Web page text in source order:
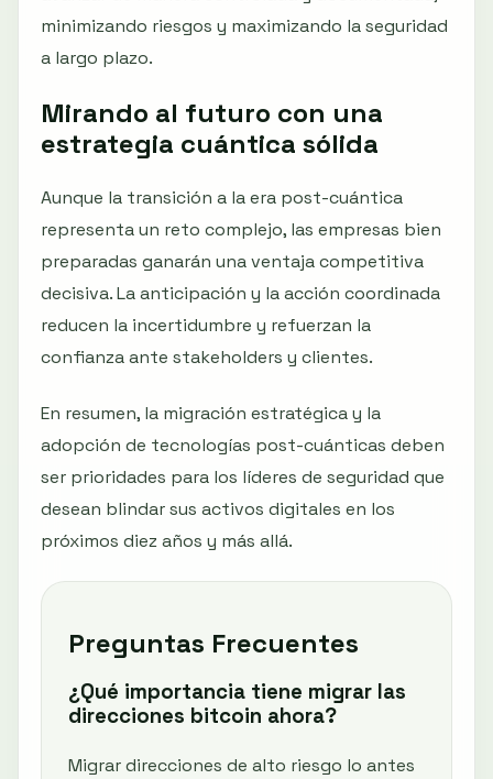
minimizando riesgos y maximizando la seguridad
a largo plazo.
Mirando al futuro con una
estrategia cuántica sólida
Aunque la transición a la era post-cuántica
representa un reto complejo, las empresas bien
preparadas ganarán una ventaja competitiva
decisiva. La anticipación y la acción coordinada
reducen la incertidumbre y refuerzan la
confianza ante stakeholders y clientes.
En resumen, la migración estratégica y la
adopción de tecnologías post-cuánticas deben
ser prioridades para los líderes de seguridad que
desean blindar sus activos digitales en los
próximos diez años y más allá.
Preguntas Frecuentes
¿Qué importancia tiene migrar las
direcciones bitcoin ahora?
Migrar direcciones de alto riesgo lo antes